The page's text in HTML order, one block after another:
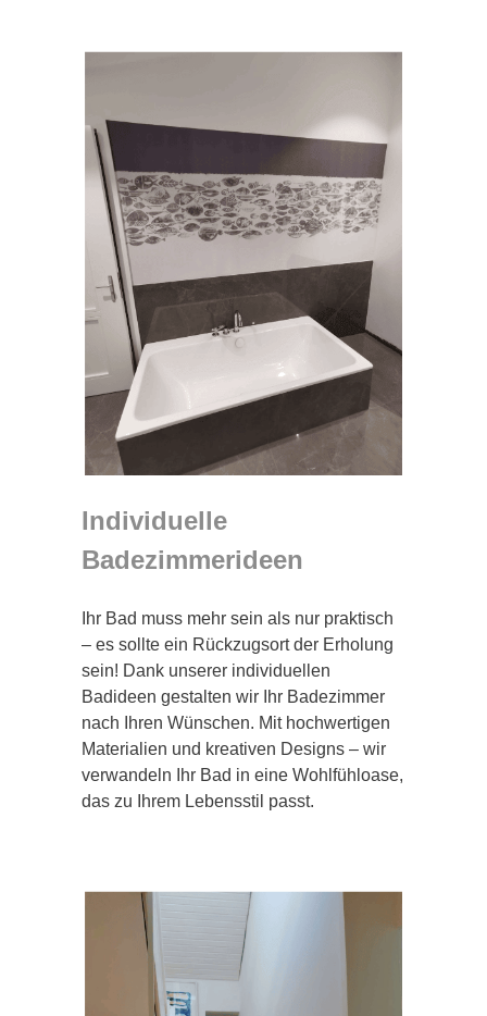
Individuelle
Badezimmerideen
Ihr Bad muss mehr sein als nur praktisch
– es sollte ein Rückzugsort der Erholung
sein! Dank unserer individuellen
Badideen gestalten wir Ihr Badezimmer
nach Ihren Wünschen. Mit hochwertigen
Materialien und kreativen Designs – wir
verwandeln Ihr Bad in eine Wohlfühloase,
das zu Ihrem Lebensstil passt.